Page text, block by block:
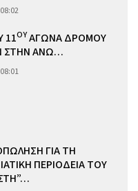
11ΟΥΑΓΩΝΑ ΔΡΟΜΟΥ
ΣΤΗΝ ΑΝΩ…
ΓΙΑ ΤΗ
ΠΕΡΙΟΔΕΙΑ ΤΟΥ